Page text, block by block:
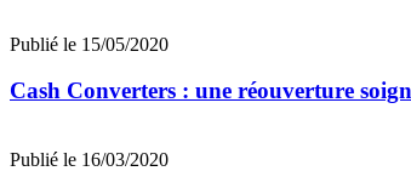
Publié le 15/05/2020
Cash Converters : une réouverture
Publié le 16/03/2020